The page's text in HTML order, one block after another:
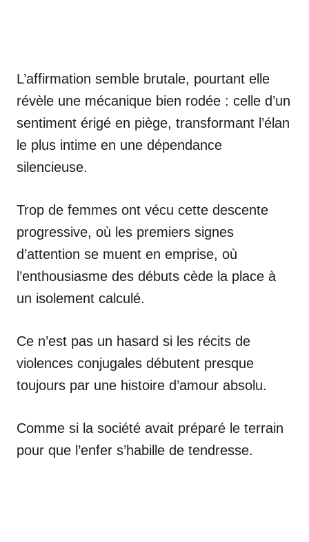
L’affirmation semble brutale, pourtant elle
révèle une mécanique bien rodée : celle d’un
sentiment érigé en piège, transformant l’élan
le plus intime en une dépendance
silencieuse.
Trop de femmes ont vécu cette descente
progressive, où les premiers signes
d’attention se muent en emprise, où
l’enthousiasme des débuts cède la place à
un isolement calculé.
Ce n’est pas un hasard si les récits de
violences conjugales débutent presque
toujours par une histoire d’amour absolu.
Comme si la société avait préparé le terrain
pour que l’enfer s’habille de tendresse.